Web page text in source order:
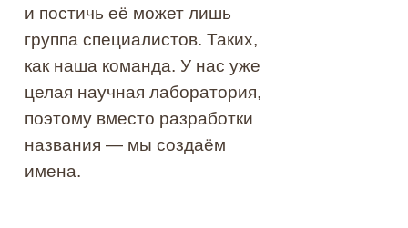
Заказать нейминг
поэтому вместо разработки
имена.